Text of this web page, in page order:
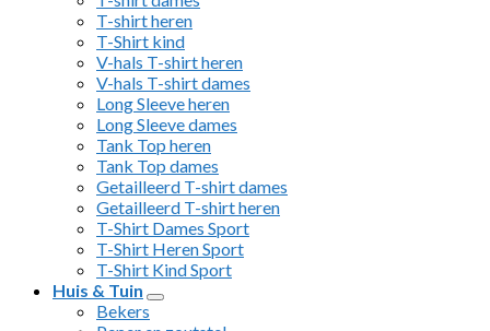
T-shirt heren
T-Shirt kind
V-hals T-shirt heren
V-hals T-shirt dames
Long Sleeve heren
Long Sleeve dames
Tank Top heren
Tank Top dames
Getailleerd T-shirt dames
Getailleerd T-shirt heren
T-Shirt Dames Sport
T-Shirt Heren Sport
T-Shirt Kind Sport
Huis & Tuin
Bekers